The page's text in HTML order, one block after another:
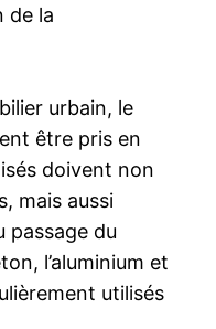
de la
urbain, le
être pris en
doivent non
mais aussi
passage du
l’aluminium et
utilisés